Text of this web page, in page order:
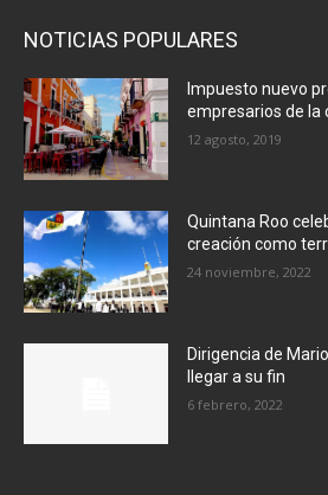
NOTICIAS POPULARES
Impuesto nuevo
empresarios de la
12 agosto, 2019
Quintana Roo
creación como
24 noviembre, 2022
Dirigencia de
llegar a su fin
6 febrero, 2022